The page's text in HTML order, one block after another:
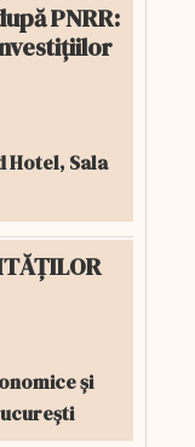
PNRR:
Hotel, Sala
și